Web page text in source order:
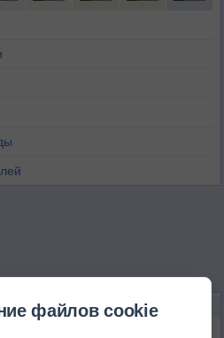
файлов cookie